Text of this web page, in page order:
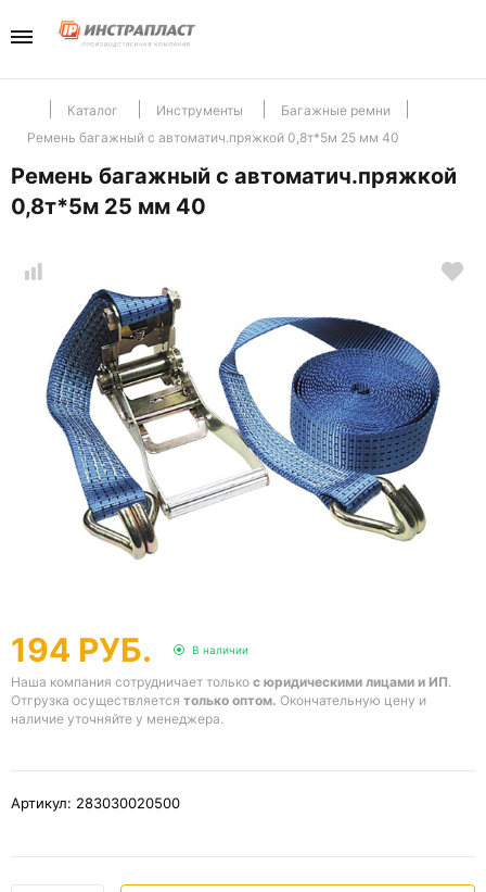
Каталог Инструменты
Багажные ремни
Ремень багажный с автоматич.пряжкой 0,8т*5м 25 мм 40
Ремень багажный с автоматич.пряжкой
0,8т*5м 25 мм 40
194 РУБ. В наличии
Наша компания сотрудничает только с юридическими лицами и ИП.
Отгрузка осуществляется только оптом. Окончательную цену и
наличие уточняйте у менеджера.
Артикул: 283030020500
Отдел продаж